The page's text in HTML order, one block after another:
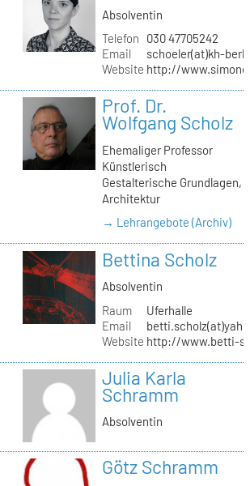
Absolventin
Telefon
030 47705242
Email
schoeler(at)kh-
Website http://
Prof. Dr.
Wolfgang Scholz
Ehemaliger Professor
Künstlerisch
Gestalterische Grundlagen,
Architektur
→ Lehrangebote (Archiv)
Bettina Scholz
Absolventin
Raum
Uferhalle
Email
Website http://www.betti-
Julia Karla
Schramm
Absolventin
Götz Schramm